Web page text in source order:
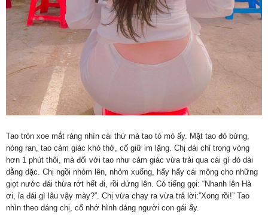
Tao tròn xoe mắt ráng nhìn cái thứ mà tao tò mò ấy. Mặt tao đỏ bừng,
nóng ran, tao cảm giác khó thở, cố giữ im lặng. Chị đái chỉ trong vòng
hơn 1 phút thôi, mà đối với tao như cảm giác vừa trải qua cái gì đó dài
dằng dặc. Chị ngồi nhỏm lên, nhỏm xuống, hẩy hẩy cái mông cho những
giọt nước đái thừa rớt hết đi, rồi đứng lên. Có tiếng gọi: “Nhanh lên Hà
ơi, ỉa đái gì lâu vậy mày?”. Chị vừa chạy ra vừa trả lời:”Xong rồi!” Tao
nhìn theo dáng chị, cố nhớ hình dáng người con gái ấy.